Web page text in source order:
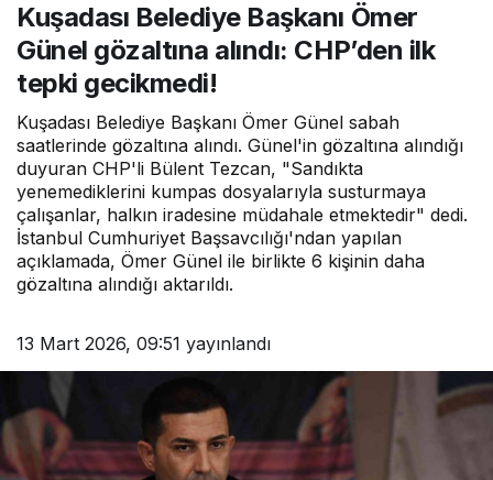
CHP’den ilk tepki
gecikmedi!
Kuşadası Belediye Başkanı Ömer
Günel gözaltına alındı: CHP’den ilk
tepki gecikmedi!
Kuşadası Belediye Başkanı Ömer Günel sabah
saatlerinde gözaltına alındı. Günel'in gözaltına alındığı
duyuran CHP'li Bülent Tezcan, "Sandıkta
yenemediklerini kumpas dosyalarıyla susturmaya
çalışanlar, halkın iradesine müdahale etmektedir" dedi.
İstanbul Cumhuriyet Başsavcılığı'ndan yapılan
açıklamada, Ömer Günel ile birlikte 6 kişinin daha
gözaltına alındığı aktarıldı.
13 Mart 2026, 09:51 yayınlandı